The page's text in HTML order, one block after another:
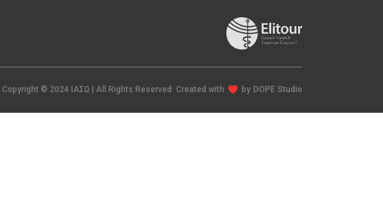
Copyright © 2024 ΙΑΣΩ | All Rights Reserved Created with by DOPE Studio